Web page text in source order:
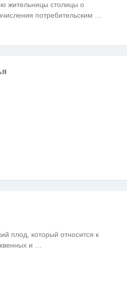
жительницы столицы о
потребительским …
плод, который относится к
и …